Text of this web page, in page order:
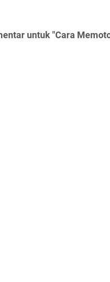
untuk "Cara